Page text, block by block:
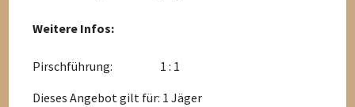
Weitere Infos:
Pirschführung:
1 : 1
Dieses Angebot gilt für: 1 Jäger